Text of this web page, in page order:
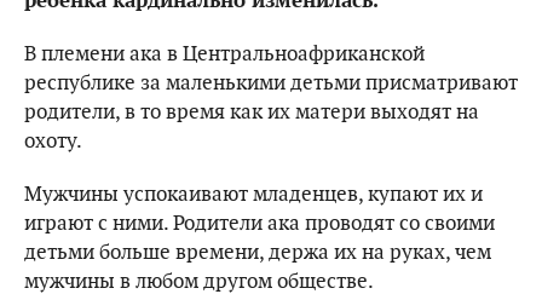
В племени ака в Центральноафриканской
республике за маленькими детьми присматривают
родители, в то время как их матери выходят на
охоту.
Мужчины успокаивают младенцев, купают их и
играют с ними. Родители ака проводят со своими
детьми больше времени, держа их на руках, чем
мужчины в любом другом обществе.